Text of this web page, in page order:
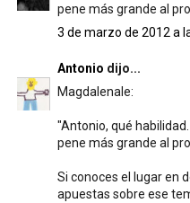
pene más grande al
3 de marzo de 2012 a
Antonio dijo...
Magdalenale:
"Antonio, qué
pene más grande al
Si conoces el lugar en
apuestas sobre ese